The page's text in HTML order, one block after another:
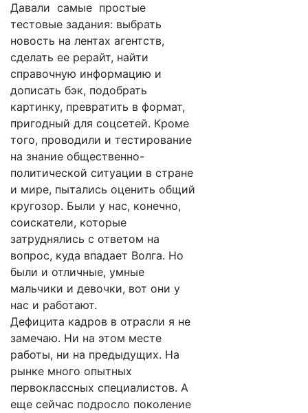
Давали самые простые
тестовые задания: выбрать
новость на лентах агентств,
сделать ее рерайт, найти
справочную информацию и
дописать бэк, подобрать
картинку, превратить в формат,
пригодный для соцсетей. Кроме
того, проводили и тестирование
на знание общественно-
политической ситуации в стране
и мире, пытались оценить общий
кругозор. Были у нас, конечно,
соискатели, которые
затруднялись с ответом на
вопрос, куда впадает Волга. Но
были и отличные, умные
мальчики и девочки, вот они у
нас и работают.
Дефицита кадров в отрасли я не
замечаю. Ни на этом месте
работы, ни на предыдущих. На
рынке много опытных
первоклассных специалистов. А
еще сейчас подросло поколение